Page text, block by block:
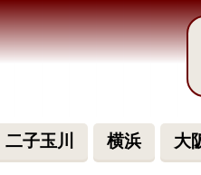
二子玉川 横浜 大